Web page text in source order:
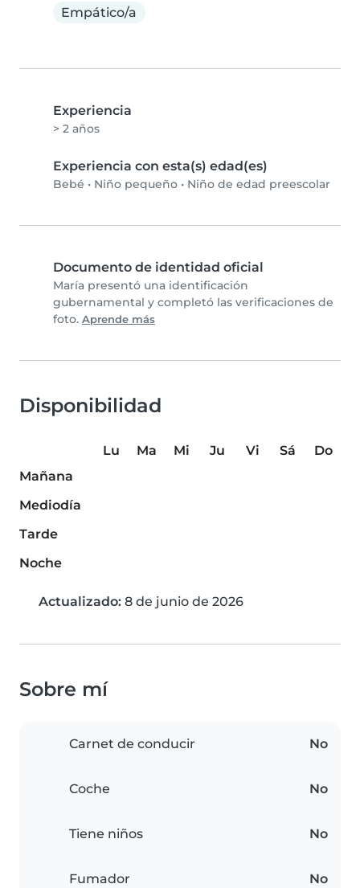
Empático/a
Experiencia
> 2 años
Experiencia con esta(s) edad(es)
Bebé • Niño pequeño • Niño de edad preescolar
Documento de identidad oficial
María presentó una identificación
gubernamental y completó las verificaciones de
foto. Aprende más
Disponibilidad
Lu Ma Mi Ju Vi Sá
Do
Mañana
Mediodía
Tarde
Noche
Actualizado: 8 de junio de 2026
Sobre mí
Carnet de conducir No
Coche No
Tiene niños No
Fumador No